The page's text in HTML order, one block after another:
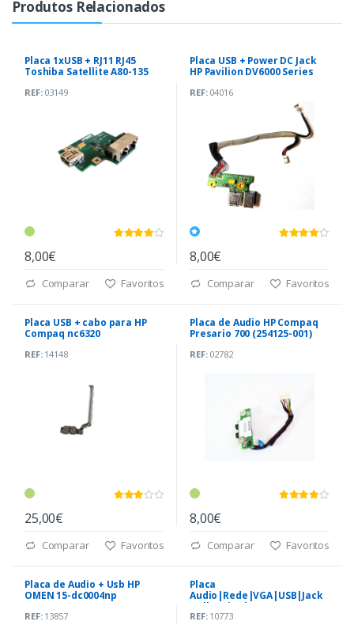
Produtos Relacionados
Placa 1xUSB + RJ11 RJ45
Toshiba Satellite A80-135
REF:03149
8,00€
Comparar Favoritos
Placa USB + Power DC Jack
HP Pavilion DV6000 Series
REF:04016
8,00€
Comparar Favoritos
Placa USB + cabo para HP
Compaq nc6320
REF:14148
25,00€
Comparar Favoritos
Placa de Audio HP Compaq
Presario 700 (254125-001)
REF:02782
8,00€
Comparar Favoritos
Placa de Audio + Usb HP
OMEN 15-dc0004np
REF:13857
Placa
Audio|Rede|VGA|USB|Jack
Dell Latitude E6430 (LS-
7781P)
REF:10773